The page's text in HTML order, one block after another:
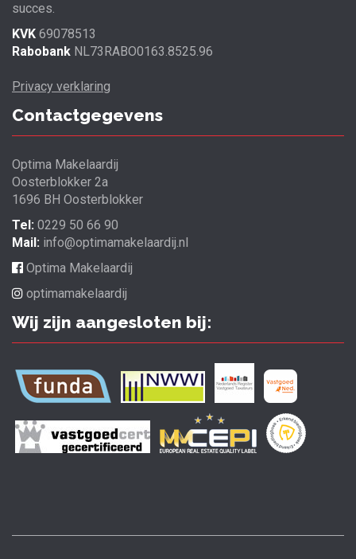
succes.
KVK 69078513
Rabobank NL73RABO0163.8525.96
Privacy verklaring
Contactgegevens
Optima Makelaardij
Oosterblokker 2a
1696 BH Oosterblokker
Tel: 0229 50 66 90
Mail: info@optimamakelaardij.nl
Optima Makelaardij
optimamakelaardij
Wij zijn aangesloten bij: